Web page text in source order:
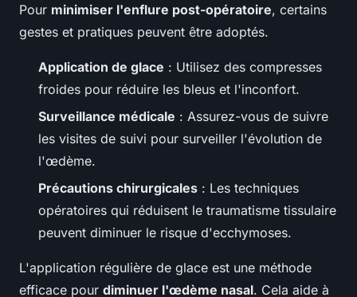
Pour minimiser l'enflure post-opératoire, certains
gestes et pratiques peuvent être adoptés.
Application de glace : Utilisez des compresses
froides pour réduire les bleus et l'inconfort.
Surveillance médicale : Assurez-vous de suivre
les visites de suivi pour surveiller l'évolution de
l'œdème.
Précautions chirurgicales : Les techniques
opératoires qui réduisent le traumatisme tissulaire
peuvent diminuer le risque d'ecchymoses.
L'application régulière de glace est une méthode
efficace pour diminuer l'œdème nasal. Cela aide à